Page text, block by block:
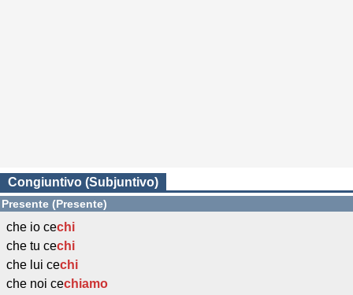
Congiuntivo (Subjuntivo)
Presente (Presente)
che io cechi
che tu cechi
che lui cechi
che noi cechiamo